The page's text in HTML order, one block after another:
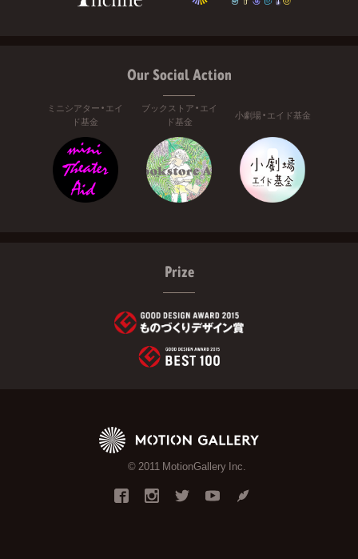
Our Social Action
ミニシアター・エイ
ド基金
ブックストア・エイ
ド基金
小劇場・エイド基金
Prize
© 2011 MotionGallery Inc.